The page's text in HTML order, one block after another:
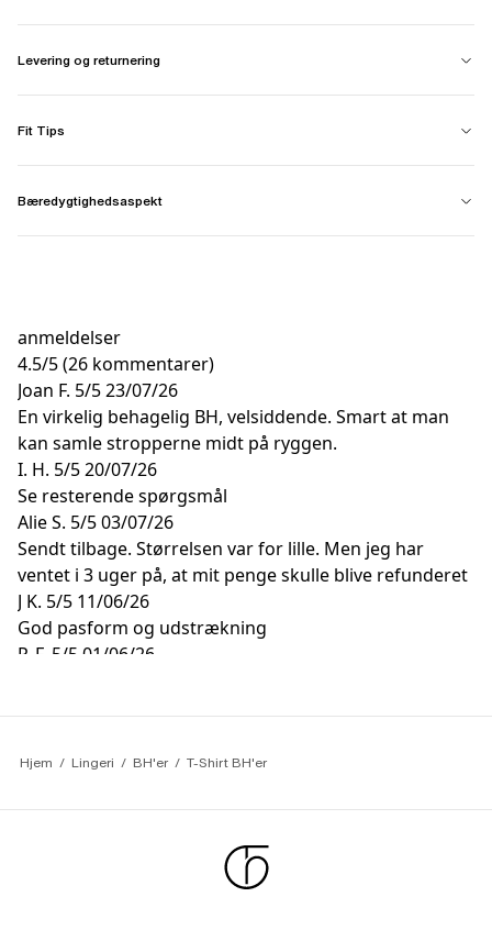
Levering og returnering
Fit Tips
Bæredygtighedsaspekt
anmeldelser
4.5/5(26 kommentarer)
Joan F. 5/523/07/26
En virkelig behagelig BH, velsiddende. Smart at man
kan samle stropperne midt på ryggen.
I. H. 5/520/07/26
Se resterende spørgsmål
Alie S. 5/503/07/26
Sendt tilbage. Størrelsen var for lille. Men jeg har
ventet i 3 uger på, at mit penge skulle blive refunderet
J K. 5/5 11/06/26
God pasform og udstrækning
P. F. 5/5 01/06/26
Hjem Lingeri BH'er T-Shirt BH'er